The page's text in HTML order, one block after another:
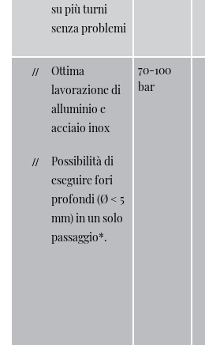
su più turni
senza problemi
Ottima
lavorazione di
alluminio e
acciaio inox
Possibilità di
eseguire fori
profondi (Ø < 5
mm) in un solo
passaggio*.
70-100
bar